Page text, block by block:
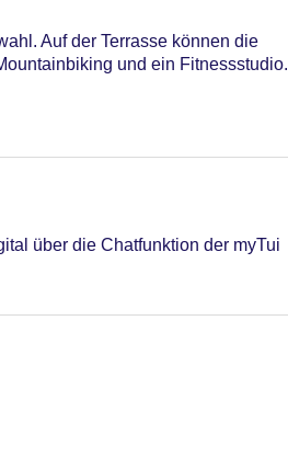
Auf der Terrasse können die
und ein Fitnessstudio.
über die Chatfunktion der myTui